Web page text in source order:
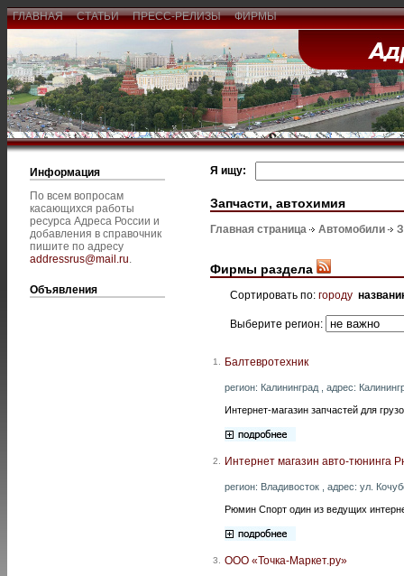
ГЛАВНАЯ СТАТЬИ ПРЕСС-РЕЛИЗЫ ФИРМЫ
Информация
По всем вопросам
касающихся работы
ресурса Адреса России и
добавления в справочник
пишите по адресу
addressrus@mail.ru.
Объявления
Я ищу:
Запчасти, автохимия
Главная страница Автомобили
Фирмы раздела
Сортировать по: городу
Выберите регион:
1. Балтевротехник
регион: Калининград , адрес:
Интернет-магазин запчастей для
2. Интернет магазин авто-тюнинга
регион: Владивосток , адрес: ул.
Рюмин Спорт один из ведущих
3. ООО «Точка-Маркет.ру»